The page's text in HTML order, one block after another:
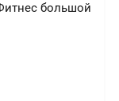
большой